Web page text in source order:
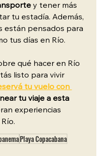
y tener más
tu estadía. Además,
están pensados para
tus días en Río.
qué hacer en Río
listo para vivir
tu vuelo con
tu viaje a esta
experiencias
Playa Copacabana